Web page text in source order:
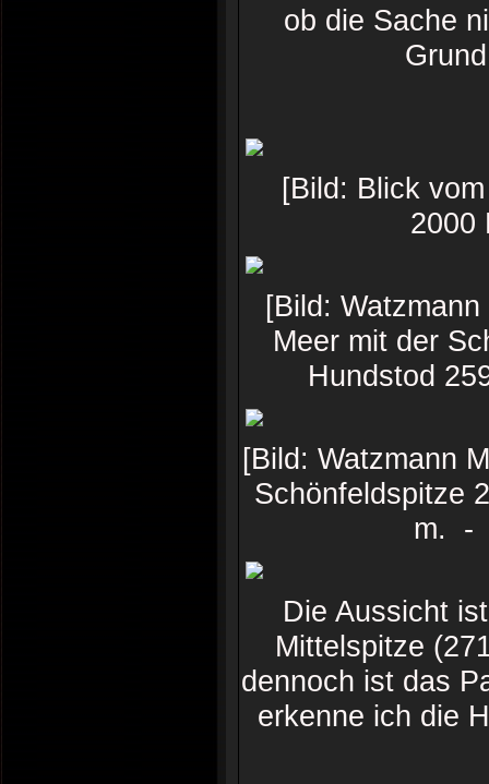
ob die Sache
[Bild: Blick
2000
[Bild:
Meer mit der
Hundstod
[Bild: Watzmann
Schönfeldspitze
m. -
Die Aussicht
Mittelspitze
dennoch ist das
erkenne ich die